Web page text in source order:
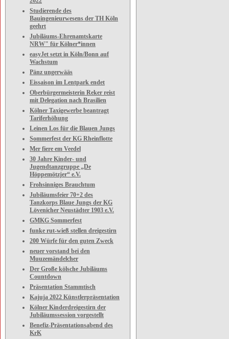
Studierende des
Bauingenieurwesens der TH Köln
geehrt
Jubiläums-Ehrenamtskarte
NRW" für Kölner*innen
easyJet setzt in Köln/Bonn auf
Wachstum
Pänz ungerwääs
Eissaison im Lentpark endet
Oberbürgermeisterin Reker reist
mit Delegation nach Brasilien
Kölner Taxigewerbe beantragt
Tariferhöhung
Leinen Los für die Blauen Jungs
Sommerfest der KG Rheinflotte
Mer fiere em Veedel
30 Jahre Kinder- und
Jugendtanzgruppe „De
Höppemötzjer“ e.V.
Frohsinniges Brauchtum
Jubiläumsfeier 70+2 des
Tanzkorps Blaue Jungs der KG
Lövenicher Neustädter 1903 e.V.
GMKG Sommerfest
funke rut-wieß stellen dreigestirn
200 Würfe für den guten Zweck
neuer vorstand bei den
Muuzemändelcher
Der Große kölsche Jubiläums
Countdown
Präsentation Stammtisch
Kajuja 2022 Künstlerpräsentation
Kölner Kinderdreigestirn der
Jubiläumssession vorgestellt
Benefiz-Präsentationsabend des
KrK